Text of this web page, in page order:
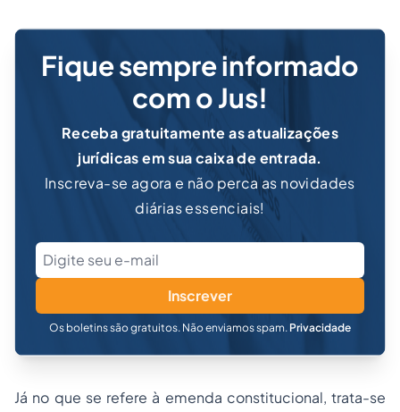
Fique sempre informado
com o Jus!
Receba gratuitamente as atualizações
jurídicas em sua caixa de entrada.
Inscreva-se agora e não perca as novidades
diárias essenciais!
Inscrever
Os boletins são gratuitos. Não enviamos spam. Privacidade
Já no que se refere à emenda constitucional, trata-se